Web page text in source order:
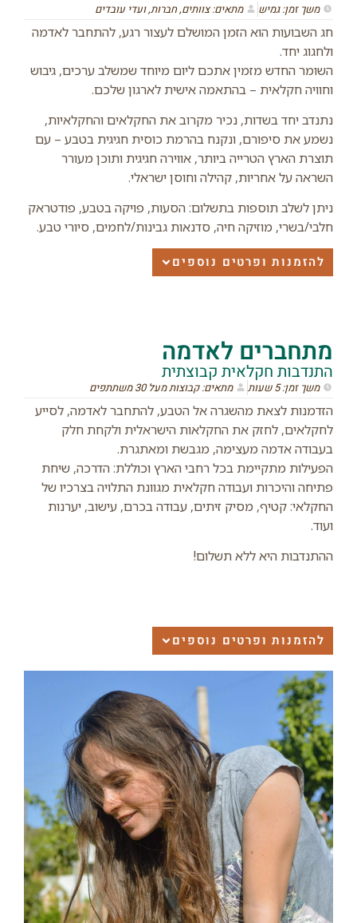
משך זמן: גמיש מתאים: צוותים, חברות, ועדי עובדים
חג השבועות הוא הזמן המושלם לעצור רגע, להתחבר לאדמה
ולחגוג יחד.
השומר החדש מזמין אתכם ליום מיוחד שמשלב ערכים, גיבוש
וחוויה חקלאית – בהתאמה אישית לארגון שלכם.
נתנדב יחד בשדות, נכיר מקרוב את החקלאים והחקלאיות,
נשמע את סיפורם, ונקנח בהרמת כוסית חגיגית בטבע – עם
תוצרת הארץ הטרייה ביותר, אווירה חגיגית ותוכן מעורר
השראה על אחריות, קהילה וחוסן ישראלי.
ניתן לשלב תוספות בתשלום: הסעות, פויקה בטבע, פודטראק
חלבי/בשרי, מוזיקה חיה, סדנאות גבינות/לחמים, סיורי טבע.
להזמנות ופרטים נוספים
מתחברים לאדמה
התנדבות חקלאית קבוצתית
משך זמן: 5 שעות מתאים: קבוצות מעל 30 משתתפים
הזדמנות לצאת מהשגרה אל הטבע, להתחבר לאדמה, לסייע
לחקלאים, לחזק את החקלאות הישראלית ולקחת חלק
בעבודה אדמה מעצימה, מגבשת ומאתגרת.
הפעילות מתקיימת בכל רחבי הארץ וכוללת: הדרכה, שיחת
פתיחה והיכרות ועבודה חקלאית מגוונת התלויה בצרכיו של
החקלאי: קטיף, מסיק זיתים, עבודה בכרם, עישוב, יערנות
ועוד.
ההתנדבות היא ללא תשלום!
להזמנות ופרטים נוספים